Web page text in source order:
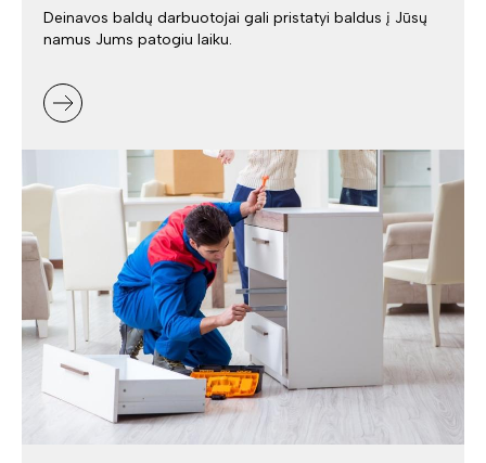
Deinavos baldų darbuotojai gali pristatyi baldus į Jūsų
namus Jums patogiu laiku.